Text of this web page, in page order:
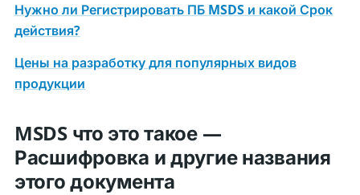
Нужно ли Регистрировать ПБ MSDS и какой Срок
действия?
Цены на разработку для популярных видов
продукции
MSDS что это такое —
Расшифровка и другие названия
этого документа